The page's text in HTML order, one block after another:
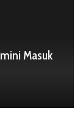
Masuk